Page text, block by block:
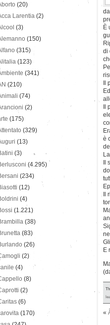
È
di
è
E
«
(20)
Larentia (2)
(3)
(150)
(315)
(123)
(341)
(210)
(74)
(2)
(175)
(329)
(13)
(3)
(4.295)
(234)
(12)
(4)
(1.221)
(38)
(83)
(26)
(2)
(4)
(8)
(2)
(6)
(170)